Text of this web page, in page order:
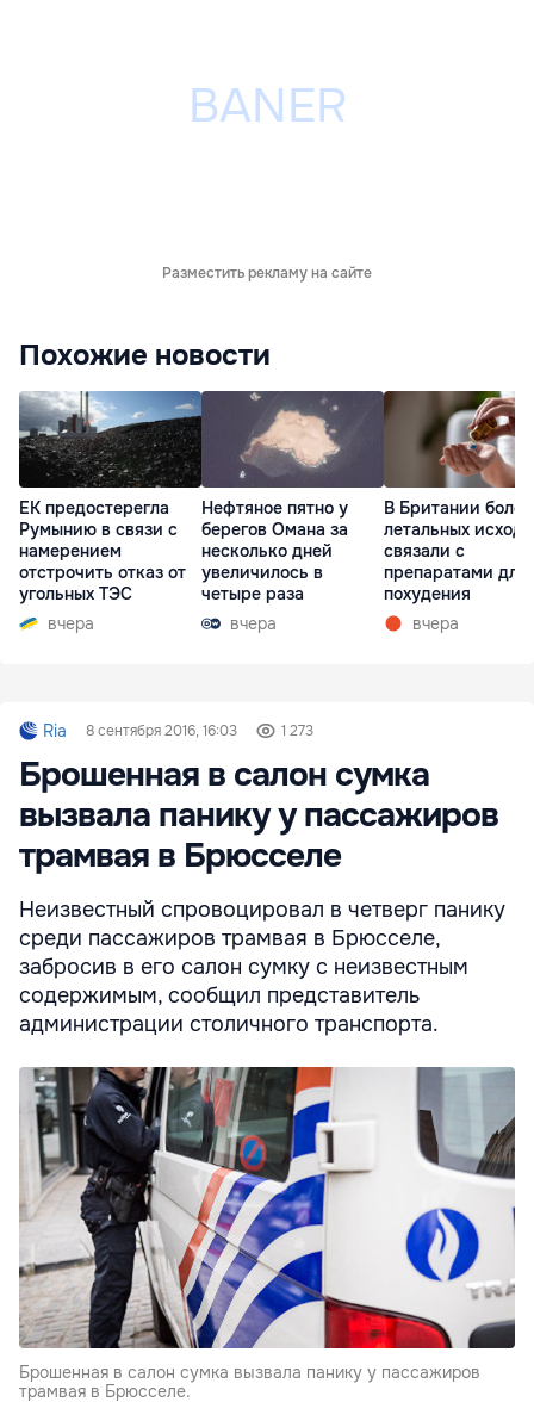
Разместить рекламу на сайте
Похожие новости
ЕК предостерегла
Румынию в связи с
намерением
отстрочить отказ от
угольных ТЭС
вчера
Нефтяное пятно у
берегов Омана за
несколько дней
увеличилось в
четыре раза
вчера
В Британии
летальных
связали с
препаратами для
похудения
вчера
Ria 8 сентября 2016, 16:03 1 273
Брошенная в салон сумка
вызвала панику у пассажиров
трамвая в Брюсселе
Неизвестный спровоцировал в четверг панику
среди пассажиров трамвая в Брюсселе,
забросив в его салон сумку с неизвестным
содержимым, сообщил представитель
администрации столичного транспорта.
Брошенная в салон сумка вызвала панику у пассажиров
трамвая в Брюсселе.